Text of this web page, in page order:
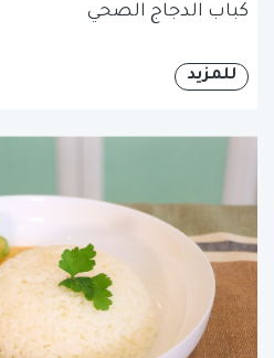
كباب الدجاج الصحي
للمزيد